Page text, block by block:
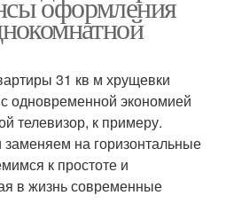
31 кв м хрущевки
одновременной экономией
телевизор, к примеру.
на горизонтальные
к простоте и
в жизнь современные